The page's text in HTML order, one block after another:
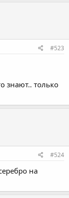
#523
знают.. только
#524
на